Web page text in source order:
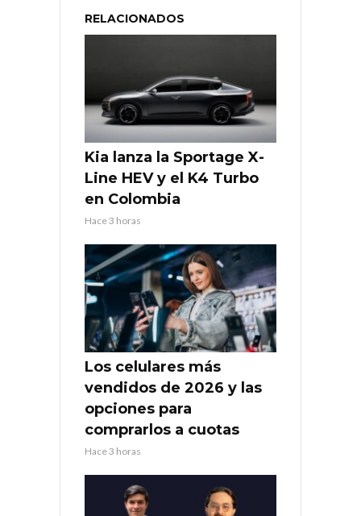
RELACIONADOS
Kia lanza la Sportage X-
Line HEV y el K4 Turbo
en Colombia
Hace 3 horas
Los celulares más
vendidos de 2026 y las
opciones para
comprarlos a cuotas
Hace 3 horas